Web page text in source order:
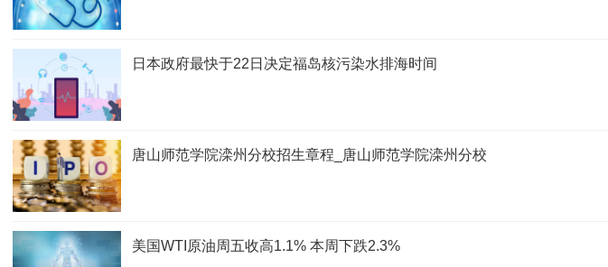
日本政府最快于22日决定福岛核污染水排海时间
唐山师范学院滦州分校招生章程_唐山师范学院滦州分校
美国WTI原油周五收高1.1% 本周下跌2.3%